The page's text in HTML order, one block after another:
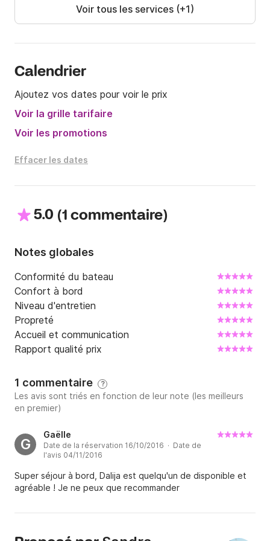
Voir tous les services (+1)
Calendrier
Ajoutez vos dates pour voir le prix
Voir la grille tarifaire
Voir les promotions
Effacer les dates
5.0 (1 commentaire)
Notes globales
Conformité du bateau
Confort à bord
Niveau d'entretien
Propreté
Accueil et communication
Rapport qualité prix
1 commentaire ?
Les avis sont triés en fonction de leur note (les meilleurs
en premier)
G
Gaëlle
Date de la réservation 16/10/2016 · Date de
l'avis 04/11/2016
Super séjour à bord, Dalija est quelqu'un de disponible et
agréable ! Je ne peux que recommander